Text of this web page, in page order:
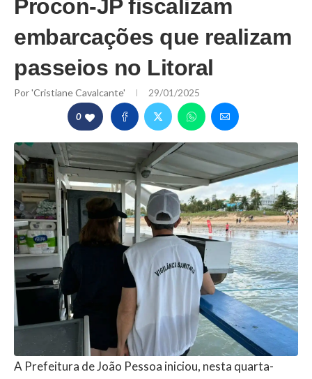
Procon-JP fiscalizam
embarcações que realizam
passeios no Litoral
Por'Cristiane Cavalcante' 29/01/2025
0
A Prefeitura de João Pessoa iniciou, nesta quarta-